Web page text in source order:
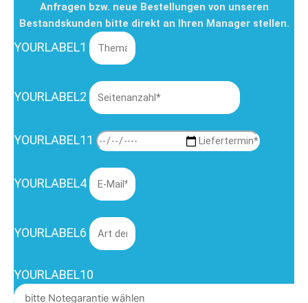
Anfragen bzw. neue Bestellungen von unseren
Bestandskunden bitte direkt an Ihren Manager stellen.
YOURLABEL1
YOURLABEL2
YOURLABEL11
YOURLABEL4
YOURLABEL6
YOURLABEL10